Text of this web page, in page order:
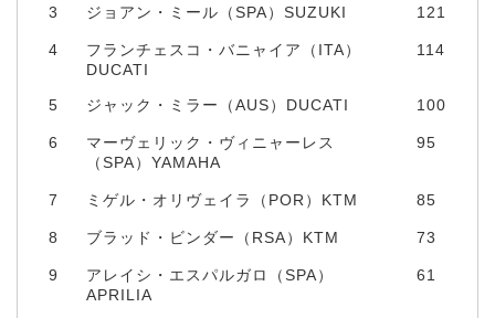
3 ジョアン・ミール（SPA）SUZUKI 121
4
フランチェスコ・バニャイア（ITA）
DUCATI
114
5 ジャック・ミラー（AUS）DUCATI 100
6
マーヴェリック・ヴィニャーレス
（SPA）YAMAHA
95
7 ミゲル・オリヴェイラ（POR）KTM 85
8 ブラッド・ビンダー（RSA）KTM 73
9
アレイシ・エスパルガロ（SPA）
APRILIA
61